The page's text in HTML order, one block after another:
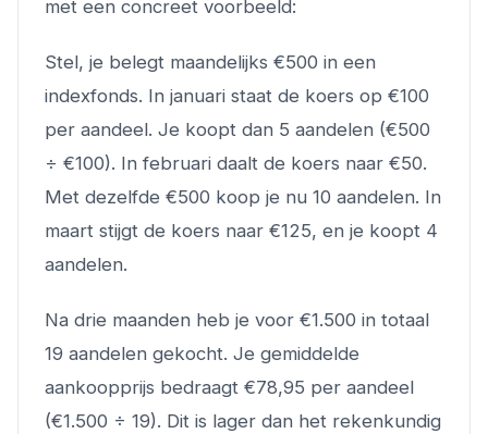
met een concreet voorbeeld:
Stel, je belegt maandelijks €500 in een
indexfonds. In januari staat de koers op €100
per aandeel. Je koopt dan 5 aandelen (€500
÷ €100). In februari daalt de koers naar €50.
Met dezelfde €500 koop je nu 10 aandelen. In
maart stijgt de koers naar €125, en je koopt 4
aandelen.
Na drie maanden heb je voor €1.500 in totaal
19 aandelen gekocht. Je gemiddelde
aankoopprijs bedraagt €78,95 per aandeel
(€1.500 ÷ 19). Dit is lager dan het rekenkundig